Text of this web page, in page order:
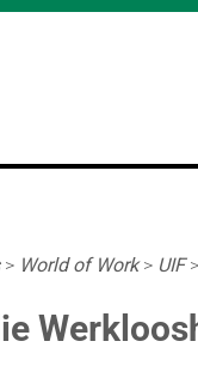
> World of Work> UIF>